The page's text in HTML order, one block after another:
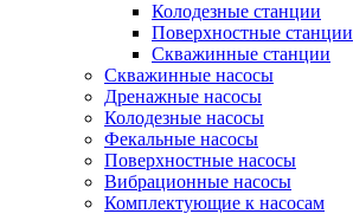
Колодезные станции
Поверхностные станции
Скважинные станции
Скважинные насосы
Дренажные насосы
Колодезные насосы
Фекальные насосы
Поверхностные насосы
Вибрационные насосы
Комплектующие к насосам